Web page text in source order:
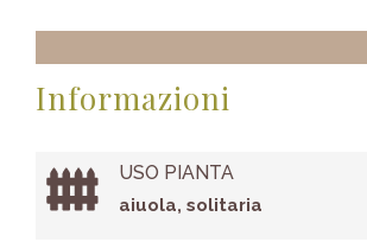
Informazioni
USO PIANTA
aiuola, solitaria